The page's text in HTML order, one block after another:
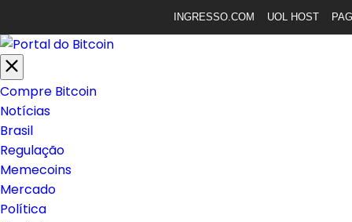
INGRESSO.COM UOL HOST
Compre Bitcoin
Notícias
Brasil
Regulação
Memecoins
Mercado
Política